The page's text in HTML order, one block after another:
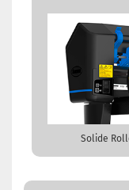
Solide